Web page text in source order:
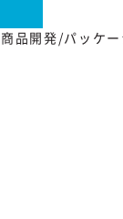
商品開発/パッケ